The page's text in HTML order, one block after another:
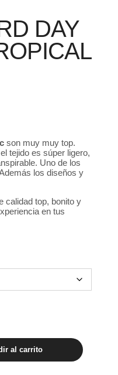
DAY
son muy muy top.
tejido es súper ligero,
Uno de los
los diseños y
calidad top, bonito y
en tus
al carrito